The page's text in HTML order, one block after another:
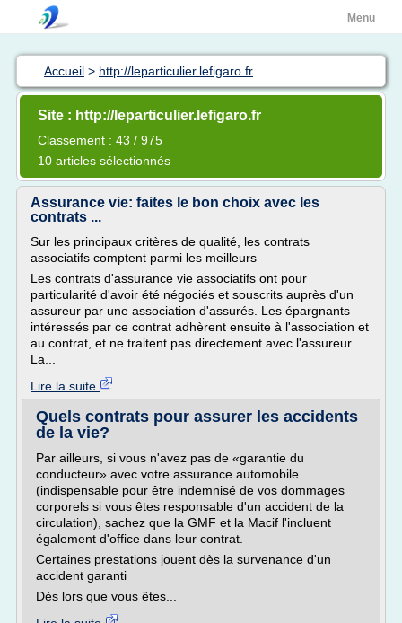
Menu
Accueil > http://leparticulier.lefigaro.fr
Site : http://leparticulier.lefigaro.fr
Classement : 43 / 975
10 articles sélectionnés
Assurance vie: faites le bon choix avec les
contrats ...
Sur les principaux critères de qualité, les contrats
associatifs comptent parmi les meilleurs
Les contrats d'assurance vie associatifs ont pour
particularité d'avoir été négociés et souscrits auprès d'un
assureur par une association d'assurés. Les épargnants
intéressés par ce contrat adhèrent ensuite à l'association et
au contrat, et ne traitent pas directement avec l'assureur.
La...
Lire la suite
Quels contrats pour assurer les accidents
de la vie?
Par ailleurs, si vous n'avez pas de «garantie du
conducteur» avec votre assurance automobile
(indispensable pour être indemnisé de vos dommages
corporels si vous êtes responsable d'un accident de la
circulation), sachez que la GMF et la Macif l'incluent
également d'office dans leur contrat.
Certaines prestations jouent dès la survenance d'un
accident garanti
Dès lors que vous êtes...